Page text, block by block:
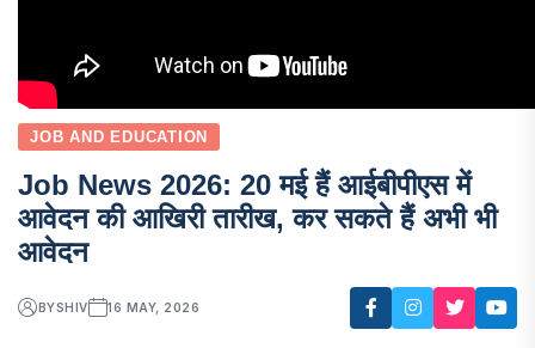
JOB AND EDUCATION
Job News 2026: 20 मई हैं आईबीपीएस में
आवेदन की आखिरी तारीख, कर सकते हैं अभी भी
आवेदन
BYSHIV 16 MAY, 2026